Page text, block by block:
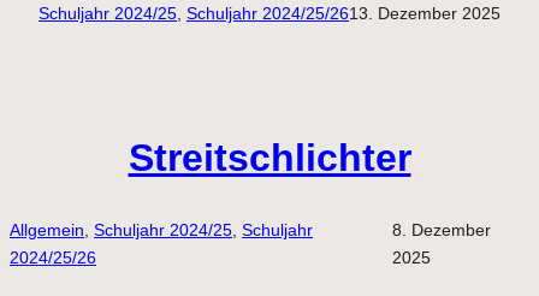
Schuljahr 2024/25, Schuljahr 2024/25/2613. Dezember 2025
Streitschlichter
Allgemein Schuljahr 2024/25 Schuljahr
2024/25/26
8. Dezember
2025